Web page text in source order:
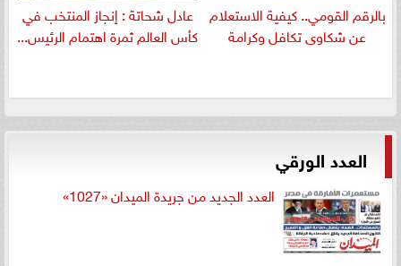
بالرقم القومي.. كيفية الاستعلام
عن شكاوى تكافل وكرامة
عادل شحاتة : إنجاز المنتخب في
كأس العالم ثمرة اهتمام الرئيس...
العدد الورقي
العدد الجديد من جريدة الميدان «1027»